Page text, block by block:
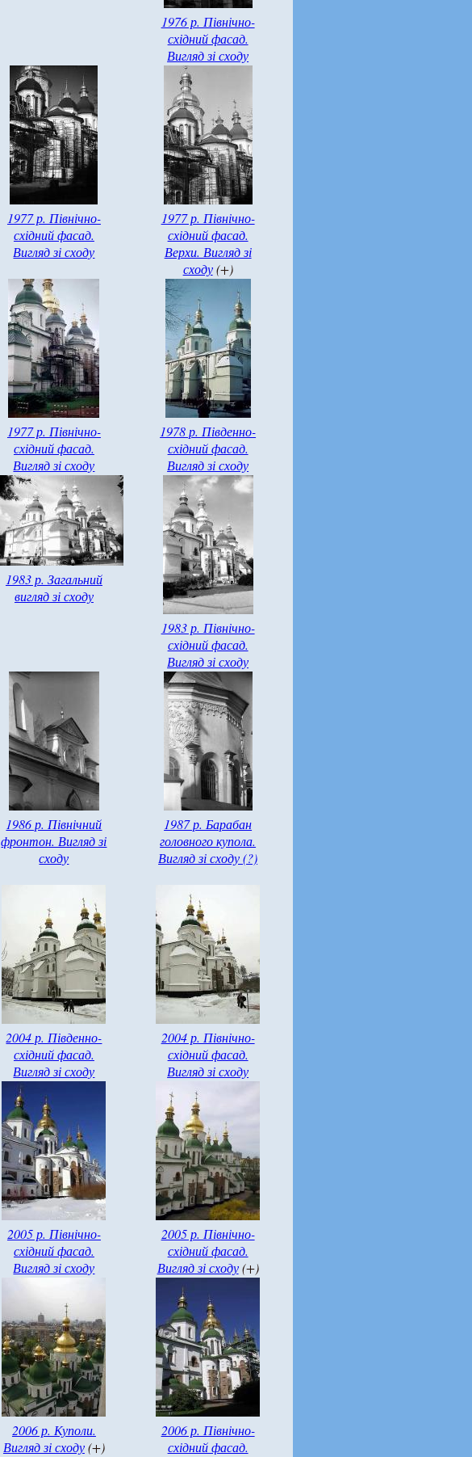
1976 р. Північно-
східний фасад.
Вигляд зі сходу
1977 р. Північно-
східний фасад.
Вигляд зі сходу
1977 р. Північно-
східний фасад.
Верхи. Вигляд зі
сходу(+)
1977 р. Північно-
східний фасад.
Вигляд зі сходу
1978 р. Південно-
східний фасад.
Вигляд зі сходу
1983 р. Загальний
вигляд зі сходу
1983 р. Північно-
східний фасад.
Вигляд зі сходу
1986 р. Північний
фронтон. Вигляд зі
сходу
1987 р. Барабан
головного купола.
Вигляд зі сходу (?)
2004 р. Південно-
східний фасад.
Вигляд зі сходу
2004 р. Північно-
східний фасад.
Вигляд зі сходу
2005 р. Північно-
східний фасад.
Вигляд зі сходу
2005 р. Північно-
східний фасад.
Вигляд зі сходу(+)
2006 р. Куполи.
Вигляд зі сходу(+)
2006 р. Північно-
східний фасад.